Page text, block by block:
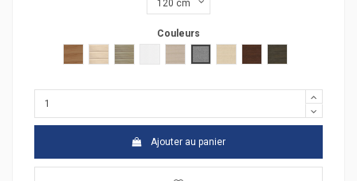
Couleurs
poirieracacia clairacacia fonçé
Ajouter au panier